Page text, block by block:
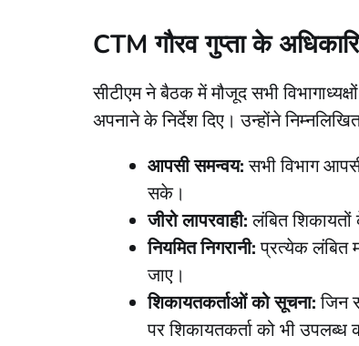
CTM गौरव गुप्ता के
​सीटीएम ने बैठक में मौजूद सभी
अपनाने के निर्देश दिए। उन्होंने
आपसी समन्वय:सभी विभाग
सके।
जीरो लापरवाही:लंबित शिकायतों
नियमित निगरानी:प्रत्येक लंबित
जाए।
शिकायतकर्ताओं को सूचना:जिन
पर शिकायतकर्ता को भी उपलब्ध